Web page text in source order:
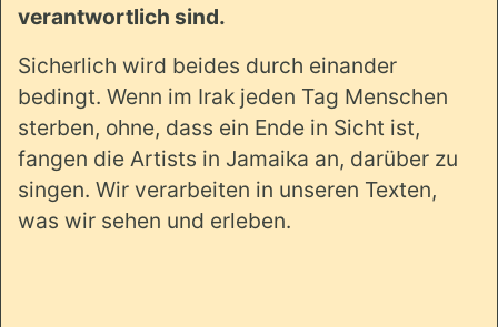
verantwortlich sind.
Sicherlich wird beides durch einander
bedingt. Wenn im Irak jeden Tag Menschen
sterben, ohne, dass ein Ende in Sicht ist,
fangen die Artists in Jamaika an, darüber zu
singen. Wir verarbeiten in unseren Texten,
was wir sehen und erleben.